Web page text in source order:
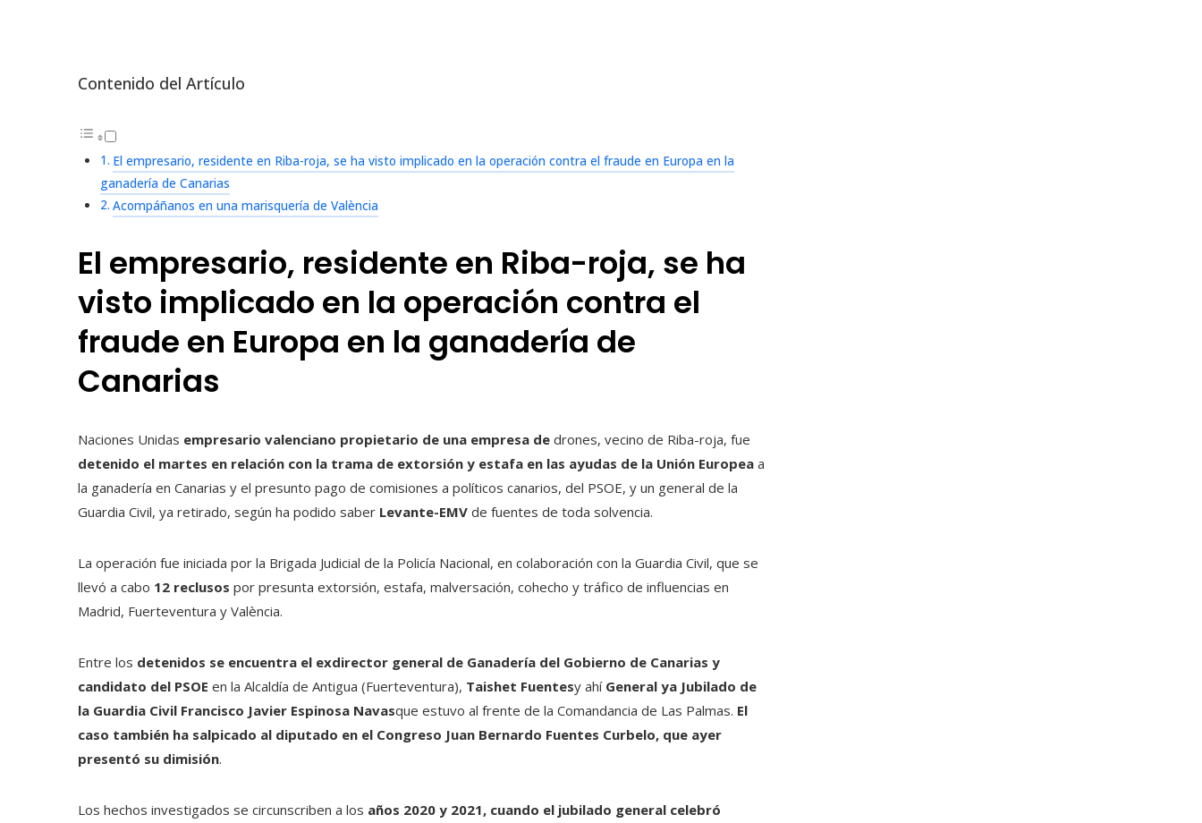
Contenido del Artículo
El empresario, residente en Riba-roja, se ha visto implicado en la operación contra el fraude en Europa en la
ganadería de Canarias
Acompáñanos en una marisquería de València
El empresario, residente en Riba-roja, se ha
visto implicado en la operación contra el
fraude en Europa en la ganadería de
Canarias
Naciones Unidas empresario valenciano propietario de una empresa de drones, vecino de Riba-roja, fue
detenido el martes en relación con la trama de extorsión y estafa en las ayudas de la Unión Europea a
la ganadería en Canarias y el presunto pago de comisiones a políticos canarios, del PSOE, y un general de la
Guardia Civil, ya retirado, según ha podido saber Levante-EMV de fuentes de toda solvencia.
La operación fue iniciada por la Brigada Judicial de la Policía Nacional, en colaboración con la Guardia Civil, que se
llevó a cabo 12 reclusos por presunta extorsión, estafa, malversación, cohecho y tráfico de influencias en
Madrid, Fuerteventura y València.
Entre los detenidos se encuentra el exdirector general de Ganadería del Gobierno de Canarias y
candidato del PSOE en la Alcaldía de Antigua (Fuerteventura), Taishet Fuentesy ahí General ya Jubilado de
la Guardia Civil Francisco Javier Espinosa Navasque estuvo al frente de la Comandancia de Las Palmas. El
caso también ha salpicado al diputado en el Congreso Juan Bernardo Fuentes Curbelo, que ayer
presentó su dimisión.
Los hechos investigados se circunscriben a los años 2020 y 2021, cuando el jubilado general celebró